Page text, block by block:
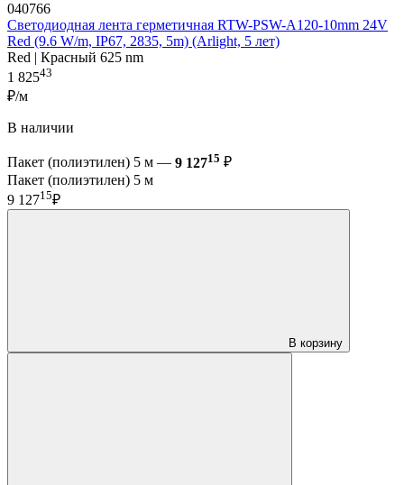
040766
Светодиодная лента герметичная RTW-PSW-A120-10mm 24V
Red (9.6 W/m, IP67, 2835, 5m) (Arlight, 5 лет)
Red | Красный 625 nm
1 82543
₽/м
В наличии
Пакет (полиэтилен) 5 м — 9 12715 ₽
Пакет (полиэтилен) 5 м
9 12715₽
В корзину